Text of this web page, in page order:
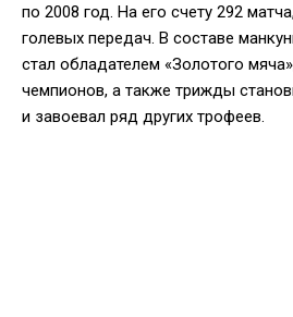
по 2008 год. На его счету 292
голевых передач. В составе
стал обладателем «Золотого
чемпионов, а также трижды
и завоевал ряд других трофеев.